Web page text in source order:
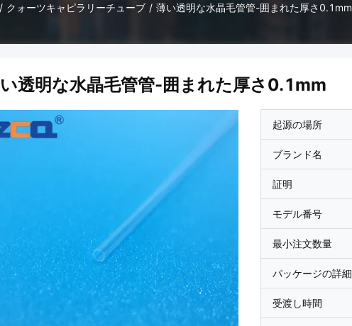
/ クォーツキャピラリーチューブ / 薄い透明な水晶毛管管-囲まれた厚さ0.1mm
透明な水晶毛管管-囲まれた厚さ0.1mm
起源の場所
ブランド名
証明
モデル番号
最小注文数量
パッケージの詳細
受渡し時間